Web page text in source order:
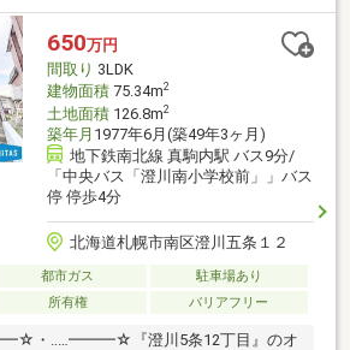
650万円
間取り 3LDK
建物面積75.34m2
土地面積126.8m2
築年月 1977年6月(築49年3ヶ月)
地下鉄南北線 真駒内駅 バス9分/
「中央バス「澄川南小学校前」」バス
停 停歩4分
北海道札幌市南区澄川五条１２
都市ガス
駐車場あり
所有権 バリアフリー
・‥…━━━☆『澄川5条12丁目』のオ